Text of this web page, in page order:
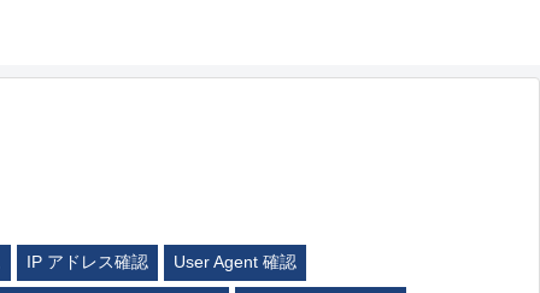
IP アドレス確認 User Agent 確認